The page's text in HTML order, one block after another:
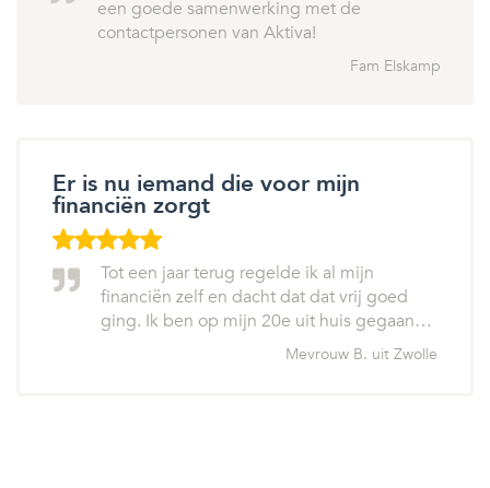
een goede samenwerking met de
contactpersonen van Aktiva!
Fam Elskamp
Er is nu iemand die voor mijn
financiën zorgt
Tot een jaar terug regelde ik al mijn
financiën zelf en dacht dat dat vrij goed
ging. Ik ben op mijn 20e uit huis gegaan…
Mevrouw B. uit Zwolle